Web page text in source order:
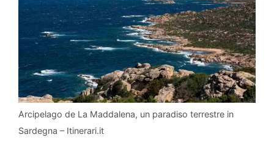
Arcipelago de La Maddalena, un paradiso terrestre in
Sardegna – Itinerari.it